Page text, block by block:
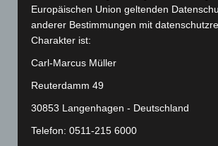
Oktober 2022(166)
September 2022(205)
Mai 2022(177)
April 2022(198)
Europäischen Union geltenden
anderer Bestimmungen mit
Charakter ist:
Carl-Marcus Müller
Reuterdamm 49
30853 Langenhagen - Deutschland
Telefon: 0511-215 6000